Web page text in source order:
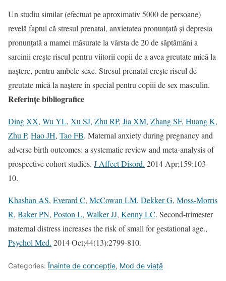
Un studiu similar (efectuat pe aproximativ 5000 de persoane)
revelă faptul că stresul prenatal, anxietatea pronunțată și depresia
pronunțată a mamei măsurate la vârsta de 20 de săptămâni a
sarcinii crește riscul pentru viitorii copii de a avea greutate mică la
naștere, pentru ambele sexe. Stresul prenatal crește riscul de
greutate mică la naștere în special pentru copiii de sex masculin.
Referințe bibliografice
Ding XX, Wu YL, Xu SJ, Zhu RP, Jia XM, Zhang SF, Huang K,
Zhu P, Hao JH, Tao FB. Maternal anxiety during pregnancy and
adverse birth outcomes: a systematic review and meta-analysis of
prospective cohort studies. J Affect Disord. 2014 Apr;159:103-
10.
Khashan AS, Everard C, McCowan LM, Dekker G, Moss-Morris
R, Baker PN, Poston L, Walker JJ, Kenny LC. Second-trimester
maternal distress increases the risk of small for gestational age.,
Psychol Med. 2014 Oct;44(13):2799-810.
Categories: Înainte de concepție, Mod de viață